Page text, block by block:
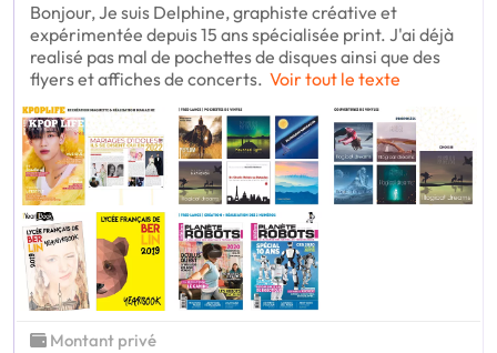
Bonjour, Je suis Delphine, graphiste créative et
expérimentée depuis 15 ans spécialisée print. J'ai déjà
realisé pas mal de pochettes de disques ainsi que des
flyers et affiches de concerts. Voir tout le texte
Montant privé